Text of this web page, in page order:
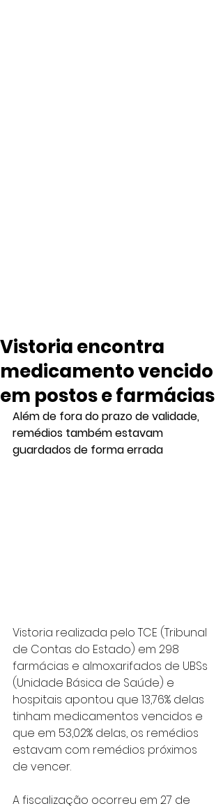
Vistoria encontra
medicamento vencido
em postos e farmácias
Além de fora do prazo de validade,
remédios também estavam
guardados de forma errada
Vistoria realizada pelo TCE (Tribunal
de Contas do Estado) em 298
farmácias e almoxarifados de UBSs
(Unidade Básica de Saúde) e
hospitais apontou que 13,76% delas
tinham medicamentos vencidos e
que em 53,02% delas, os remédios
estavam com remédios próximos
de vencer.
A fiscalização ocorreu em 27 de